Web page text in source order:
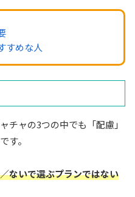
すめな人
チャの3つの中でも「配慮」
す。
ないで選ぶプランではない